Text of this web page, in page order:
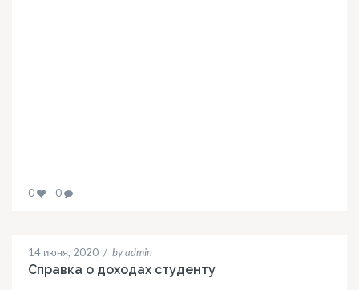
0 0
14 июня, 2020 / by admin
Справка о доходах студенту